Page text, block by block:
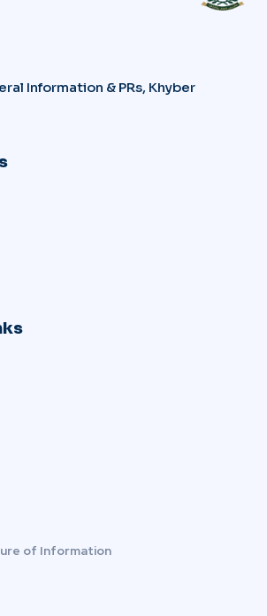
Information & PRs, Khyber
of Information